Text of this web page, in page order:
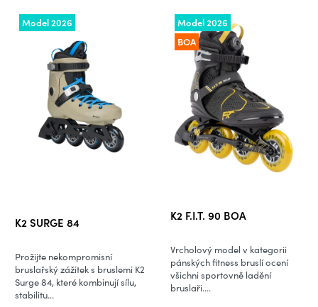
Model 2026
K2 SURGE 84
Prožijte nekompromisní
bruslařský zážitek s bruslemi K2
Surge 84, které kombinují sílu,
stabilitu...
Model 2026
BOA
K2 F.I.T. 90 BOA
Průměrné
produktu
je
5,0
Vrcholový model v kategorii
pánských fitness bruslí ocení
všichni sportovně ladění
bruslaři....